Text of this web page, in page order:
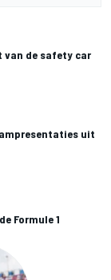
van de safety car
uit
Formule 1